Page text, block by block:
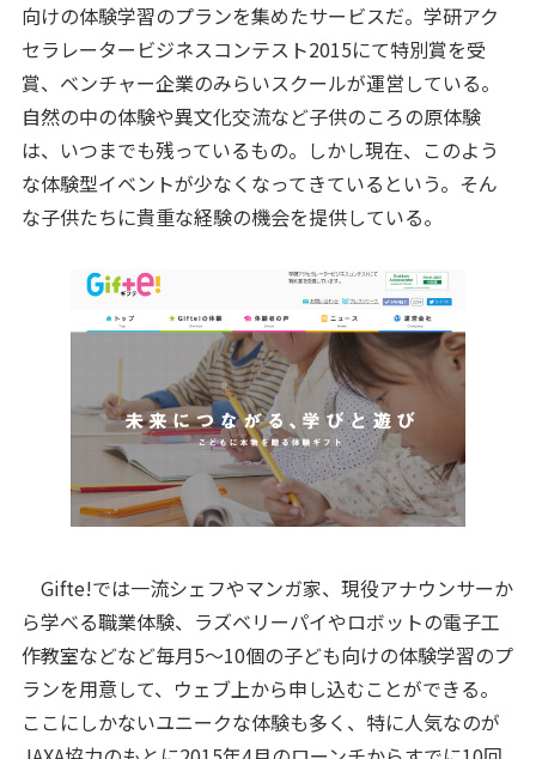
向けの体験学習のプランを集めたサービスだ。学研アク
セラレータービジネスコンテスト2015にて特別賞を受
賞、ベンチャー企業のみらいスクールが運営している。
自然の中の体験や異文化交流など子供のころの原体験
は、いつまでも残っているもの。しかし現在、このよう
な体験型イベントが少なくなってきているという。そん
な子供たちに貴重な経験の機会を提供している。
Gifte!では一流シェフやマンガ家、現役アナウンサーか
ら学べる職業体験、ラズベリーパイやロボットの電子工
作教室などなど毎月5～10個の子ども向けの体験学習のプ
ランを用意して、ウェブ上から申し込むことができる。
ここにしかないユニークな体験も多く、特に人気なのが